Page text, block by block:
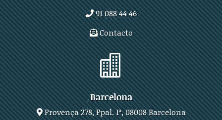
91 088 44 46
Contacto

Barcelona
Provença 278, Ppal. 1ª, 08008 Barcelona